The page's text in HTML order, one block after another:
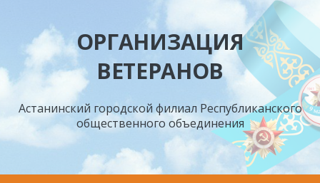
ОРГАНИЗАЦИЯ
ВЕТЕРАНОВ
Астанинский городской филиал Республиканского
общественного объединения